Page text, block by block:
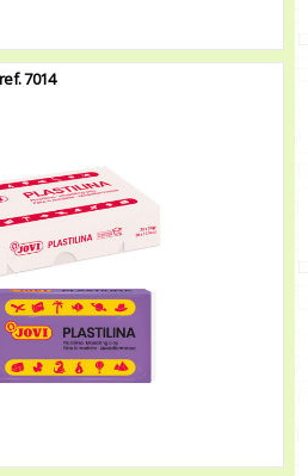
7014